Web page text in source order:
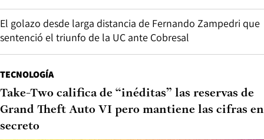
El golazo desde larga distancia de Fernando Zampedri que
sentenció el triunfo de la UC ante Cobresal
TECNOLOGÍA
Take-Two califica de “inéditas” las reservas de
Grand Theft Auto VI pero mantiene las cifras en
secreto